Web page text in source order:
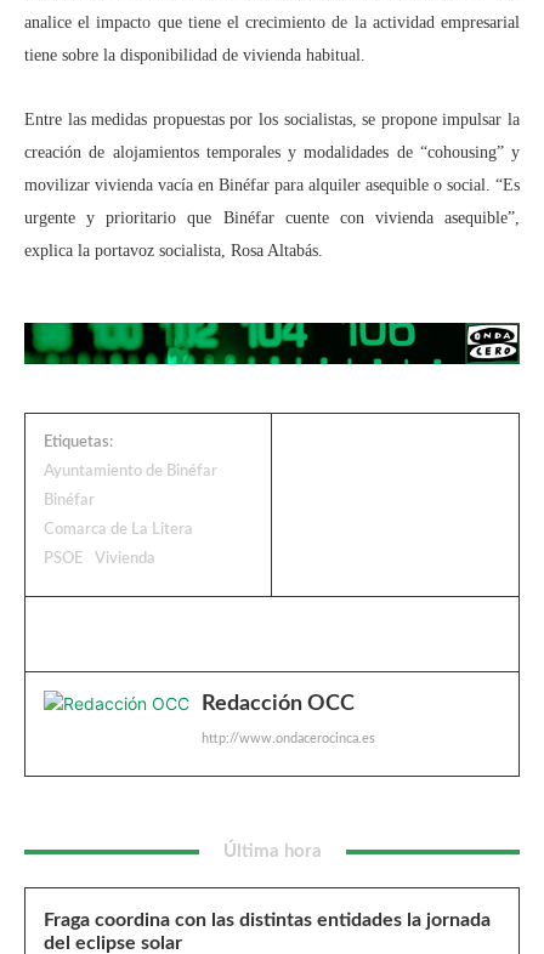
analice el impacto que tiene el crecimiento de la actividad empresarial
tiene sobre la disponibilidad de vivienda habitual.
Entre las medidas propuestas por los socialistas, se propone impulsar la
creación de alojamientos temporales y modalidades de “cohousing” y
movilizar vivienda vacía en Binéfar para alquiler asequible o social. “Es
urgente y prioritario que Binéfar cuente con vivienda asequible”,
explica la portavoz socialista, Rosa Altabás.
Etiquetas:
Ayuntamiento de Binéfar
Binéfar
Comarca de La Litera
PSOE
Vivienda
Redacción OCC
http://www.ondacerocinca.es
Última hora
Fraga coordina con las distintas entidades la jornada
del eclipse solar